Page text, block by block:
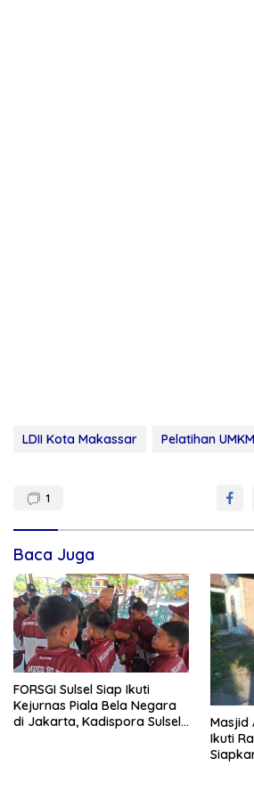
LDII Kota Makassar Pelatihan UMKM
1
Baca Juga
FORSGI Sulsel Siap Ikuti
Kejurnas Piala Bela Negara
di Jakarta, Kadispora Sulsel
Masjid
Ikuti